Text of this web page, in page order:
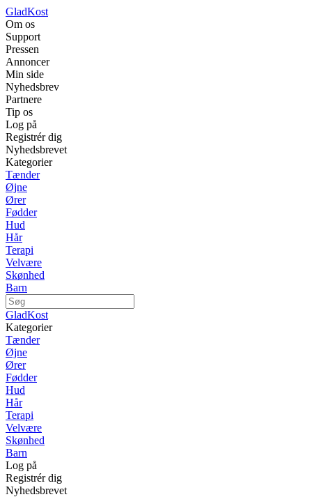
GladKost
Om os
Support
Pressen
Annoncer
Min side
Nyhedsbrev
Partnere
Tip os
Log på
Registrér dig
Nyhedsbrevet
Kategorier
Tænder
Øjne
Ører
Fødder
Hud
Hår
Terapi
Velvære
Skønhed
Barn
GladKost
Kategorier
Tænder
Øjne
Ører
Fødder
Hud
Hår
Terapi
Velvære
Skønhed
Barn
Log på
Registrér dig
Nyhedsbrevet